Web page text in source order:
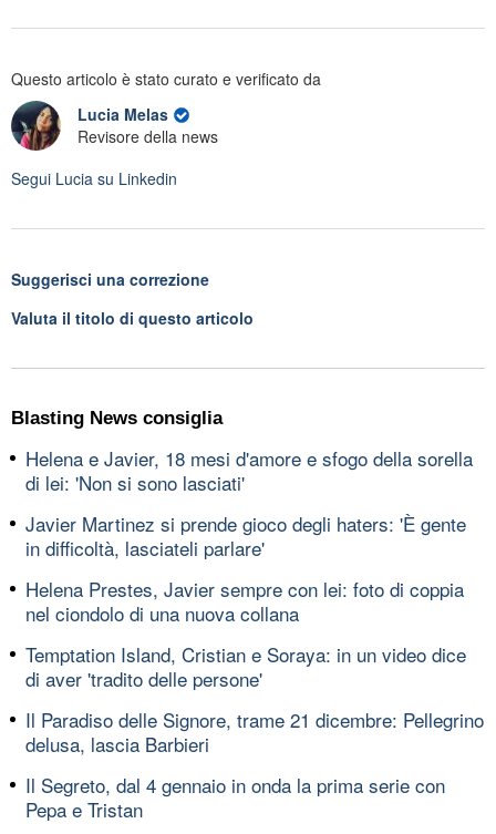
Questo articolo è stato curato e verificato da
Lucia Melas
Revisore della news
Segui Lucia su Linkedin
Suggerisci una correzione
Valuta il titolo di questo articolo
Blasting News consiglia
Helena e Javier, 18 mesi d'amore e sfogo della sorella
di lei: 'Non si sono lasciati'
Javier Martinez si prende gioco degli haters: 'È gente
in difficoltà, lasciateli parlare'
Helena Prestes, Javier sempre con lei: foto di coppia
nel ciondolo di una nuova collana
Temptation Island, Cristian e Soraya: in un video dice
di aver 'tradito delle persone'
Il Paradiso delle Signore, trame 21 dicembre: Pellegrino
delusa, lascia Barbieri
Il Segreto, dal 4 gennaio in onda la prima serie con
Pepa e Tristan